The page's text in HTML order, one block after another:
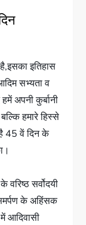
इतिहास
सभ्यता व
अपनी कुर्बानी
हमारे हिस्से
45 वें दिन के
सर्वोदयी
के अहिंसक
आदिवासी